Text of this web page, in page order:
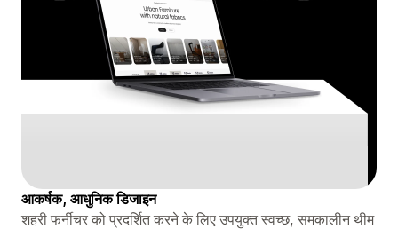
आकर्षक, आधुनिक डिजाइन
शहरी फर्नीचर को प्रदर्शित करने के लिए उपयुक्त स्वच्छ, समकालीन थीम